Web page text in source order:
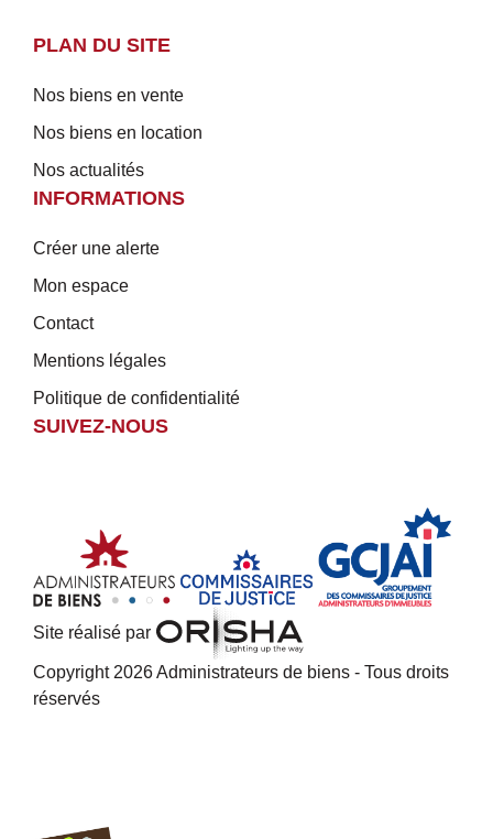
PLAN DU SITE
Nos biens en vente
Nos biens en location
Nos actualités
INFORMATIONS
Créer une alerte
Mon espace
Contact
Mentions légales
Politique de confidentialité
SUIVEZ-NOUS
Site réalisé par
Copyright 2026 Administrateurs de biens - Tous droits
réservés